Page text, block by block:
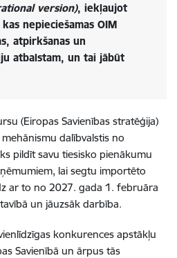
version), iekļaujot
nepieciešamas OIM
atpirkšanas un
atbalstam, un tai jābūt
(Eiropas Savienības stratēģija)
dalībvalstis no
pildīt savu tiesisko pienākumu
lai segtu importēto
ar to no 2027. gada 1. februāra
un jāuzsāk darbība.
konkurences apstākļu
Savienībā un ārpus tās